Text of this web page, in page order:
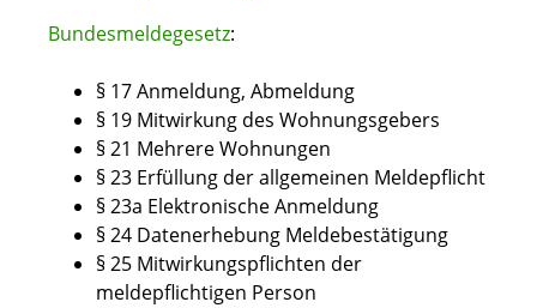
Bundesmeldegesetz:
§ 17 Anmeldung, Abmeldung
§ 19 Mitwirkung des Wohnungsgebers
§ 21 Mehrere Wohnungen
§ 23 Erfüllung der allgemeinen Meldepflicht
§ 23a Elektronische Anmeldung
§ 24 Datenerhebung Meldebestätigung
§ 25 Mitwirkungspflichten der
meldepflichtigen Person